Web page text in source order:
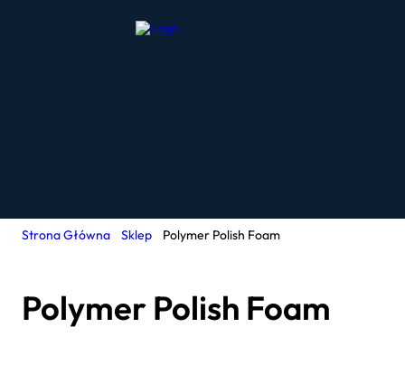
Strona Główna Sklep Polymer Polish Foam
Polymer Polish Foam